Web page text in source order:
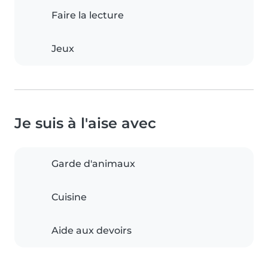
Faire la lecture
Jeux
Je suis à l'aise avec
Garde d'animaux
Cuisine
Aide aux devoirs